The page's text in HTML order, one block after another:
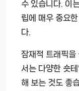
수 있습니다. 이
립에 매우 중요
다.
잠재적 트래픽을
서는 다양한 숏
해 보는 것도 좋